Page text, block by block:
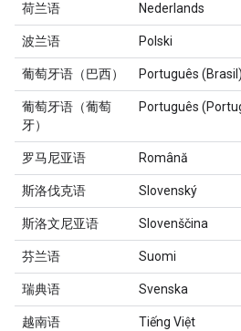
荷兰语 Nederlands
波兰语 Polski
葡萄牙语（巴西） Português (Brasil)
葡萄牙语（葡萄
牙）
Português
罗马尼亚语 Română
斯洛伐克语 Slovenský
斯洛文尼亚语 Slovenščina
芬兰语 Suomi
瑞典语 Svenska
越南语 Tiếng Việt